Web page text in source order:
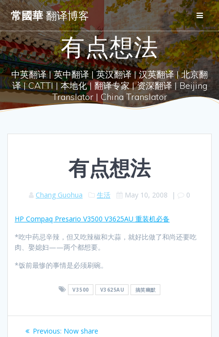
Skip
to
content
常國華翻译博客
有点想法
中英翻译 | 英中翻译 | 英汉翻译 | 汉英翻译 | 北京翻
译 | CATTI | 本地化 | 翻译专家 | 资深翻译 | Beijing
Translator | China Translator
有点想法
Chang Guohua 生活 May 10, 2008 | 0
HP Compaq Presario V3500 V3625AU 重装机必备
*吃中药忌辛辣，但又吃辣椒和大蒜，就好比做了和尚还要吃
肉、娶媳妇——两个都想要。
*饭前最惨的事情是必须刷碗。
V3500 V3625AU 搞笑幽默
PostPrevious: Previous
Now share